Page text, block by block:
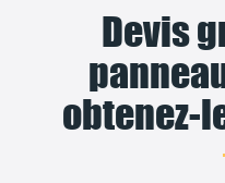
Devis
obtenez-